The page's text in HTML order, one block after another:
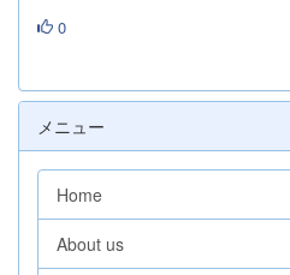
0
メニュー
Home
About us